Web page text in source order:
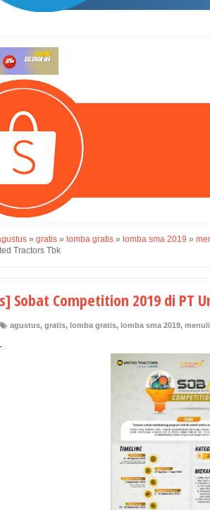
» gratis » lomba gratis » lomba sma 2019 »
Tractors Tbk
Sobat Competition 2019 di PT
agustus, gratis, lomba gratis, lomba sma 2019,